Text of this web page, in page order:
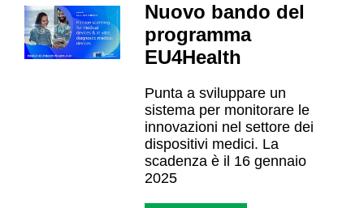
Nuovo bando del
programma
EU4Health
Punta a sviluppare un
sistema per monitorare le
innovazioni nel settore dei
dispositivi medici. La
scadenza è il 16 gennaio
2025